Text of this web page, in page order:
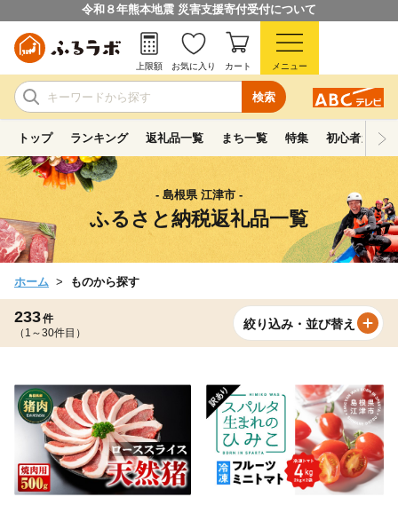
令和８年熊本地震 災害支援寄付受付について
検索
上限額 お気に入り カート メニュー
トップ ランキング 返礼品一覧 まち一覧 特集 初心者ガイド
- 島根県 江津市 -
ふるさと納税返礼品一覧
ホーム ものから探す
233件
（1～30件目）
絞り込み・並び替え